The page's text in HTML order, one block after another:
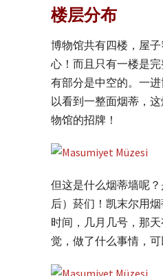
楼层分布
博物馆共有四楼，屋
心！而且只有一楼是
有部分是中空的。一
以看到一整面烟蒂，
物馆的招牌！
但这是什么烟蒂墙呢
后）菸们！凯末尔用
时间，几月几号，那
觉，做了什么事情，可